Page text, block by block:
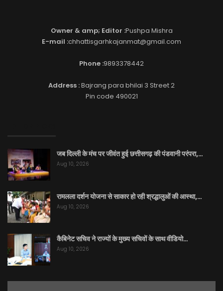
Owner & amp; Editor :Pushpa Mishra
E-mail :chhattisgarhkajanmat@gmail.com
Phone :9893378442
Address :Bajrang para bhilai 3 Street 2
Pin code 490021
जब दिल्ली के मंच पर जीवंत हुई छत्तीसगढ़ की पंडवानी परंपरा,…
Aug 10, 2026
रामलला दर्शन योजना से साकार हो रही श्रद्धालुओं की आस्था,…
Aug 10, 2026
कैबिनेट सचिव ने राज्यों के मुख्य सचिवों के साथ वीडियो…
Aug 10, 2026